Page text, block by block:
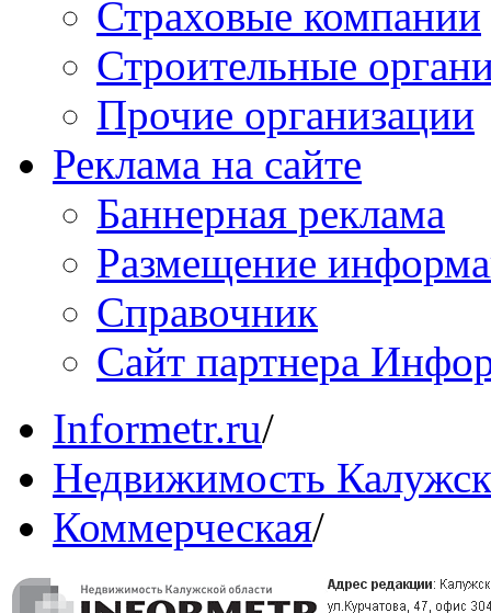
Страховые компании
Строительные
Прочие организации
Реклама на сайте
Баннерная реклама
Размещение
Справочник
Сайт партнера
Informetr.ru/
Недвижимость
Коммерческая/